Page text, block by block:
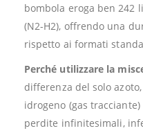
bombola eroga ben 242
(N2-H2), offrendo una
rispetto ai formati
Perché utilizzare la
differenza del solo
idrogeno (gas
perdite infinitesimali,